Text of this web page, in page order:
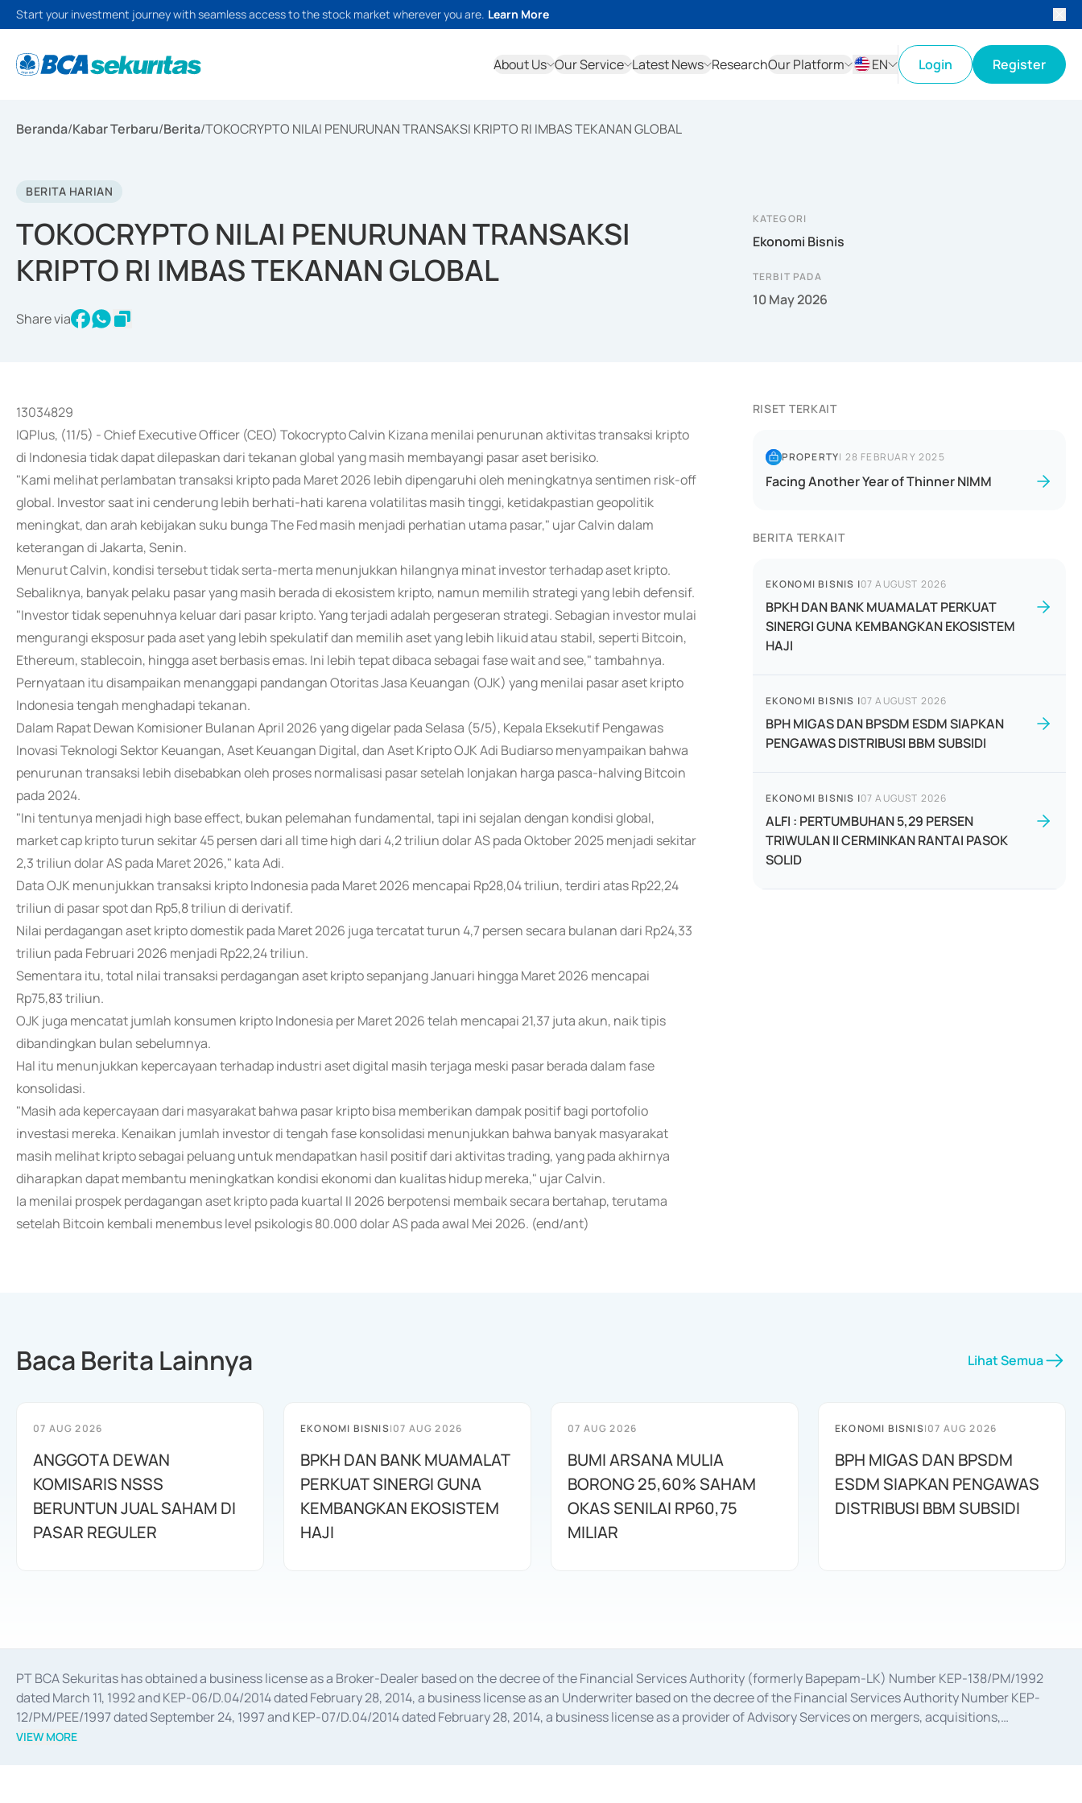
Start your investment journey with seamless access to the stock market wherever you are. Learn More
About Us Our Service Latest News ResearchOur Platform
EN
Login Register
Beranda/Kabar Terbaru/Berita/TOKOCRYPTO NILAI PENURUNAN TRANSAKSI KRIPTO RI IMBAS TEKANAN GLOBAL
BERITA HARIAN
TOKOCRYPTO NILAI PENURUNAN TRANSAKSI
KRIPTO RI IMBAS TEKANAN GLOBAL
Share via
KATEGORI
Ekonomi Bisnis
TERBIT PADA
10 May 2026
13034829
IQPlus, (11/5) - Chief Executive Officer (CEO) Tokocrypto Calvin Kizana menilai penurunan aktivitas transaksi kripto
di Indonesia tidak dapat dilepaskan dari tekanan global yang masih membayangi pasar aset berisiko.
"Kami melihat perlambatan transaksi kripto pada Maret 2026 lebih dipengaruhi oleh meningkatnya sentimen risk-off
global. Investor saat ini cenderung lebih berhati-hati karena volatilitas masih tinggi, ketidakpastian geopolitik
meningkat, dan arah kebijakan suku bunga The Fed masih menjadi perhatian utama pasar," ujar Calvin dalam
keterangan di Jakarta, Senin.
Menurut Calvin, kondisi tersebut tidak serta-merta menunjukkan hilangnya minat investor terhadap aset kripto.
Sebaliknya, banyak pelaku pasar yang masih berada di ekosistem kripto, namun memilih strategi yang lebih defensif.
"Investor tidak sepenuhnya keluar dari pasar kripto. Yang terjadi adalah pergeseran strategi. Sebagian investor mulai
mengurangi eksposur pada aset yang lebih spekulatif dan memilih aset yang lebih likuid atau stabil, seperti Bitcoin,
Ethereum, stablecoin, hingga aset berbasis emas. Ini lebih tepat dibaca sebagai fase wait and see," tambahnya.
Pernyataan itu disampaikan menanggapi pandangan Otoritas Jasa Keuangan (OJK) yang menilai pasar aset kripto
Indonesia tengah menghadapi tekanan.
Dalam Rapat Dewan Komisioner Bulanan April 2026 yang digelar pada Selasa (5/5), Kepala Eksekutif Pengawas
Inovasi Teknologi Sektor Keuangan, Aset Keuangan Digital, dan Aset Kripto OJK Adi Budiarso menyampaikan bahwa
penurunan transaksi lebih disebabkan oleh proses normalisasi pasar setelah lonjakan harga pasca-halving Bitcoin
pada 2024.
"Ini tentunya menjadi high base effect, bukan pelemahan fundamental, tapi ini sejalan dengan kondisi global,
market cap kripto turun sekitar 45 persen dari all time high dari 4,2 triliun dolar AS pada Oktober 2025 menjadi sekitar
2,3 triliun dolar AS pada Maret 2026," kata Adi.
Data OJK menunjukkan transaksi kripto Indonesia pada Maret 2026 mencapai Rp28,04 triliun, terdiri atas Rp22,24
triliun di pasar spot dan Rp5,8 triliun di derivatif.
Nilai perdagangan aset kripto domestik pada Maret 2026 juga tercatat turun 4,7 persen secara bulanan dari Rp24,33
triliun pada Februari 2026 menjadi Rp22,24 triliun.
Sementara itu, total nilai transaksi perdagangan aset kripto sepanjang Januari hingga Maret 2026 mencapai
Rp75,83 triliun.
OJK juga mencatat jumlah konsumen kripto Indonesia per Maret 2026 telah mencapai 21,37 juta akun, naik tipis
dibandingkan bulan sebelumnya.
Hal itu menunjukkan kepercayaan terhadap industri aset digital masih terjaga meski pasar berada dalam fase
konsolidasi.
"Masih ada kepercayaan dari masyarakat bahwa pasar kripto bisa memberikan dampak positif bagi portofolio
investasi mereka. Kenaikan jumlah investor di tengah fase konsolidasi menunjukkan bahwa banyak masyarakat
masih melihat kripto sebagai peluang untuk mendapatkan hasil positif dari aktivitas trading, yang pada akhirnya
diharapkan dapat membantu meningkatkan kondisi ekonomi dan kualitas hidup mereka," ujar Calvin.
Ia menilai prospek perdagangan aset kripto pada kuartal II 2026 berpotensi membaik secara bertahap, terutama
setelah Bitcoin kembali menembus level psikologis 80.000 dolar AS pada awal Mei 2026. (end/ant)
RISET TERKAIT
PROPERTY| 28 FEBRUARY 2025
Facing Another Year of Thinner NIMM
BERITA TERKAIT
EKONOMI BISNIS |07 AUGUST 2026
BPKH DAN BANK MUAMALAT PERKUAT
SINERGI GUNA KEMBANGKAN EKOSISTEM
HAJI
EKONOMI BISNIS |07 AUGUST 2026
BPH MIGAS DAN BPSDM ESDM SIAPKAN
PENGAWAS DISTRIBUSI BBM SUBSIDI
EKONOMI BISNIS |07 AUGUST 2026
ALFI : PERTUMBUHAN 5,29 PERSEN
TRIWULAN II CERMINKAN RANTAI PASOK
SOLID
Baca Berita Lainnya Lihat Semua
07 AUG 2026
ANGGOTA DEWAN
KOMISARIS NSSS
BERUNTUN JUAL SAHAM DI
PASAR REGULER
EKONOMI BISNIS|07 AUG 2026
BPKH DAN BANK MUAMALAT
PERKUAT SINERGI GUNA
KEMBANGKAN EKOSISTEM
HAJI
07 AUG 2026
BUMI ARSANA MULIA
BORONG 25,60% SAHAM
OKAS SENILAI RP60,75
MILIAR
EKONOMI BISNIS|07 AUG 2026
BPH MIGAS DAN BPSDM
ESDM SIAPKAN PENGAWAS
DISTRIBUSI BBM SUBSIDI
PT BCA Sekuritas has obtained a business license as a Broker-Dealer based on the decree of the Financial Services Authority (formerly Bapepam-LK) Number KEP-138/PM/1992
dated March 11, 1992 and KEP-06/D.04/2014 dated February 28, 2014, a business license as an Underwriter based on the decree of the Financial Services Authority Number KEP-
12/PM/PEE/1997 dated September 24, 1997 and KEP-07/D.04/2014 dated February 28, 2014, a business license as a provider of Advisory Services on mergers, acquisitions,
divestments, and joint ventures based on the decree of the Financial Services Authority Number S-67/PM.21/2014 dated February 28, 2014, a business license as a provider of
VIEW MORE